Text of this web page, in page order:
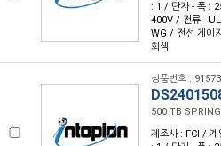
: 1 / 단자 - 폭 :
400V / 전류 -
WG / 전선 게이
회색
상품번호 :
500 TB
제조사 : FCI /